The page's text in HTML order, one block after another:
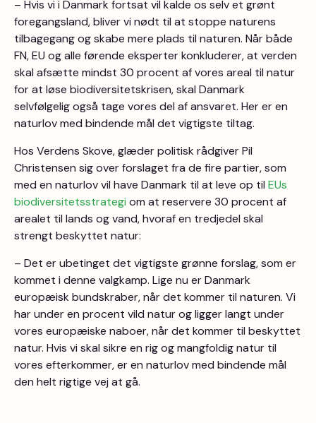
– Hvis vi i Danmark fortsat vil kalde os selv et grønt
foregangsland, bliver vi nødt til at stoppe naturens
tilbagegang og skabe mere plads til naturen. Når både
FN, EU og alle førende eksperter konkluderer, at verden
skal afsætte mindst 30 procent af vores areal til natur
for at løse biodiversitetskrisen, skal Danmark
selvfølgelig også tage vores del af ansvaret. Her er en
naturlov med bindende mål det vigtigste tiltag.
Hos Verdens Skove, glæder politisk rådgiver Pil
Christensen sig over forslaget fra de fire partier, som
med en naturlov vil have Danmark til at leve op til EUs
biodiversitetsstrategi om at reservere 30 procent af
arealet til lands og vand, hvoraf en tredjedel skal
strengt beskyttet natur:
– Det er ubetinget det vigtigste grønne forslag, som er
kommet i denne valgkamp. Lige nu er Danmark
europæisk bundskraber, når det kommer til naturen. Vi
har under en procent vild natur og ligger langt under
vores europæiske naboer, når det kommer til beskyttet
natur. Hvis vi skal sikre en rig og mangfoldig natur til
vores efterkommer, er en naturlov med bindende mål
den helt rigtige vej at gå.